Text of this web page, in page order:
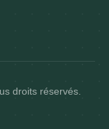
droits réservés.